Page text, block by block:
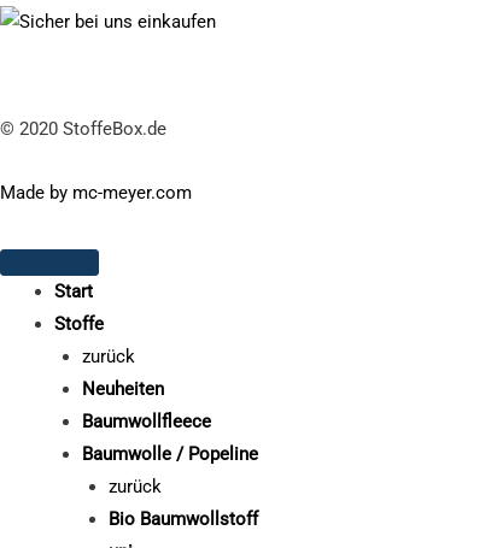
© 2020 StoffeBox.de
Made by mc-meyer.com
Start
Stoffe
zurück
Neuheiten
Baumwollfleece
Baumwolle / Popeline
zurück
Bio Baumwollstoff